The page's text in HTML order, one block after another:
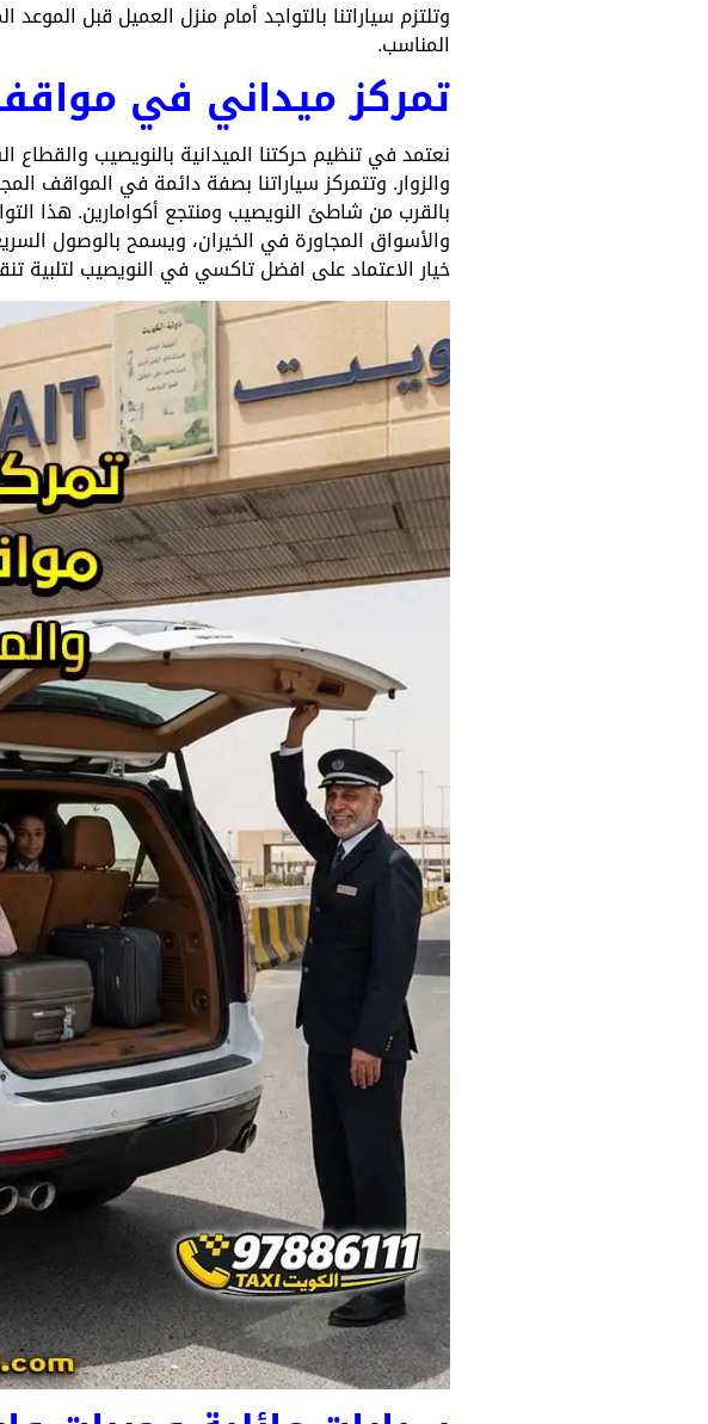
المناسب.
تمركز ميداني في مواقف
نعتمد في تنظيم حركتنا الميدانية بالنويصيب
والزوار. وتتمركز سياراتنا بصفة دائمة في المواقف
بالقرب من شاطئ النويصيب ومنتجع أكوامارين. هذا
والأسواق المجاورة في الخيران، ويسمح بالوصول
خيار الاعتماد على افضل تاكسي في النويصيب لتلبية